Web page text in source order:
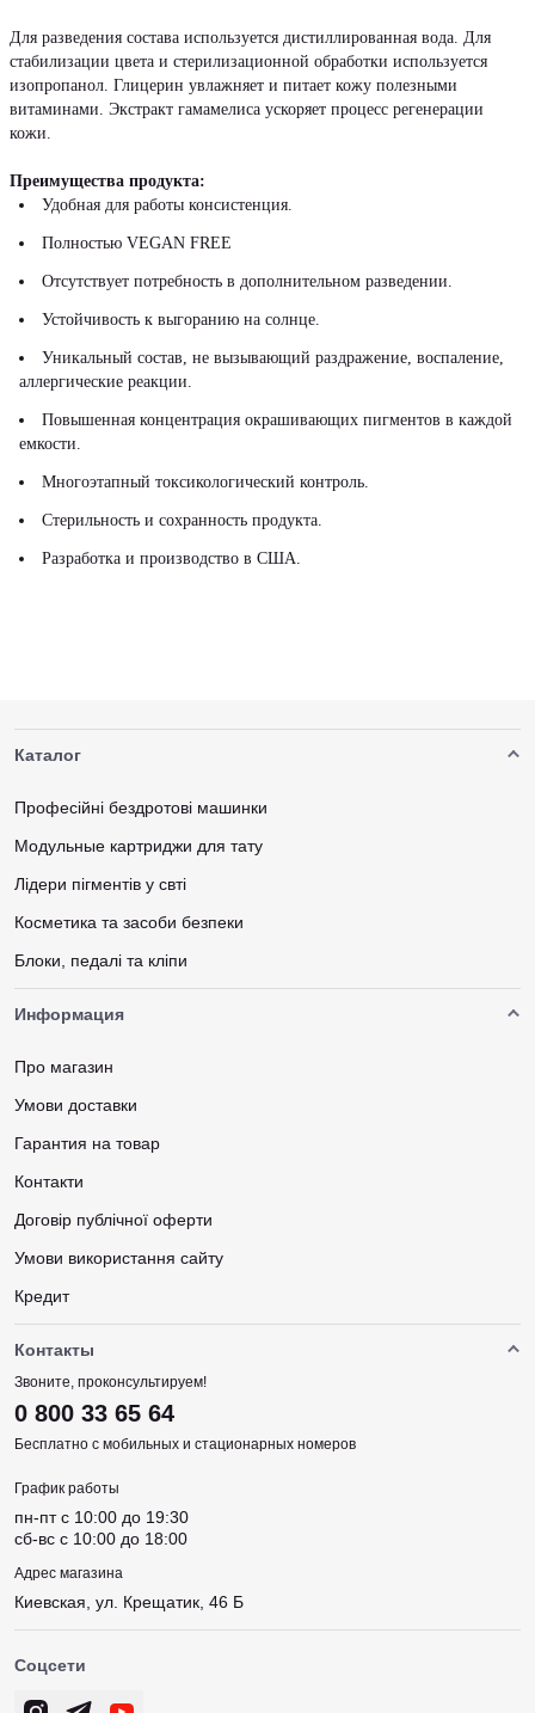
Для разведения состава используется дистиллированная вода. Для
стабилизации цвета и стерилизационной обработки используется
изопропанол. Глицерин увлажняет и питает кожу полезными
витаминами. Экстракт гамамелиса ускоряет процесс регенерации
кожи.
Преимущества продукта:
Удобная для работы консистенция.
Полностью VEGAN FREE
Отсутствует потребность в дополнительном разведении.
Устойчивость к выгоранию на солнце.
Уникальный состав, не вызывающий раздражение, воспаление,
аллергические реакции.
Повышенная концентрация окрашивающих пигментов в каждой
емкости.
Многоэтапный токсикологический контроль.
Стерильность и сохранность продукта.
Разработка и производство в США.
Каталог
Професійні бездротові машинки
Модульные картриджи для тату
Лідери пігментів у свті
Косметика та засоби безпеки
Блоки, педалі та кліпи
Информация
Про магазин
Умови доставки
Гарантия на товар
Контакти
Договір публічної оферти
Умови використання сайту
Кредит
Контакты
Звоните, проконсультируем!
0 800 33 65 64
Бесплатно с мобильных и стационарных номеров
График работы
пн-пт c 10:00 до 19:30
сб-вс c 10:00 до 18:00
Адрес магазина
Киевская, ул. Крещатик, 46 Б
Соцсети